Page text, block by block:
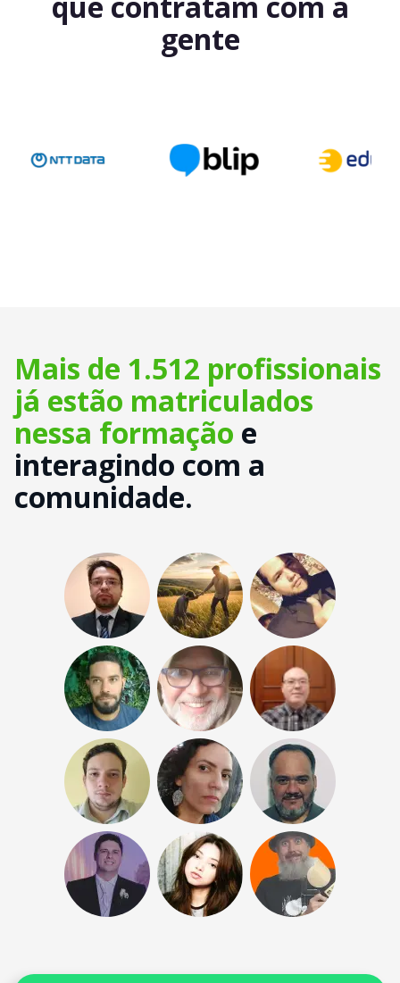
gente
Mais de 1.512 profissionais
já estão matriculados
nessa formação e
interagindo com a
comunidade.